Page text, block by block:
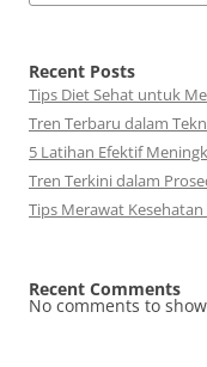
Recent Posts
Tips Diet Sehat untuk
Tren Terbaru dalam
5 Latihan Efektif
Tren Terkini dalam
Tips Merawat
Recent Comments
No comments to